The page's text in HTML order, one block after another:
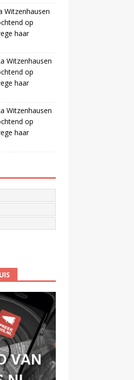
Witzenhausen
op
haar
Witzenhausen
op
haar
Witzenhausen
op
haar